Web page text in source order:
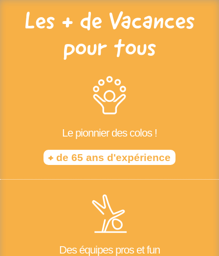
Les + de Vacances
pour tous
Le pionnier des colos !
+ de 65 ans d'expérience
Des équipes pros et fun